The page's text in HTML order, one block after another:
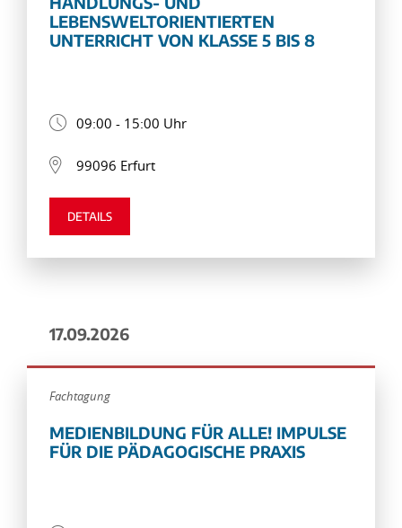
LEBENSWELTORIENTIERTEN
UNTERRICHT VON KLASSE 5 BIS 8
09:00 - 15:00 Uhr
99096 Erfurt
DETAILS
17.09.2026
Fachtagung
MEDIENBILDUNG FÜR ALLE! IMPULSE
FÜR DIE PÄDAGOGISCHE PRAXIS